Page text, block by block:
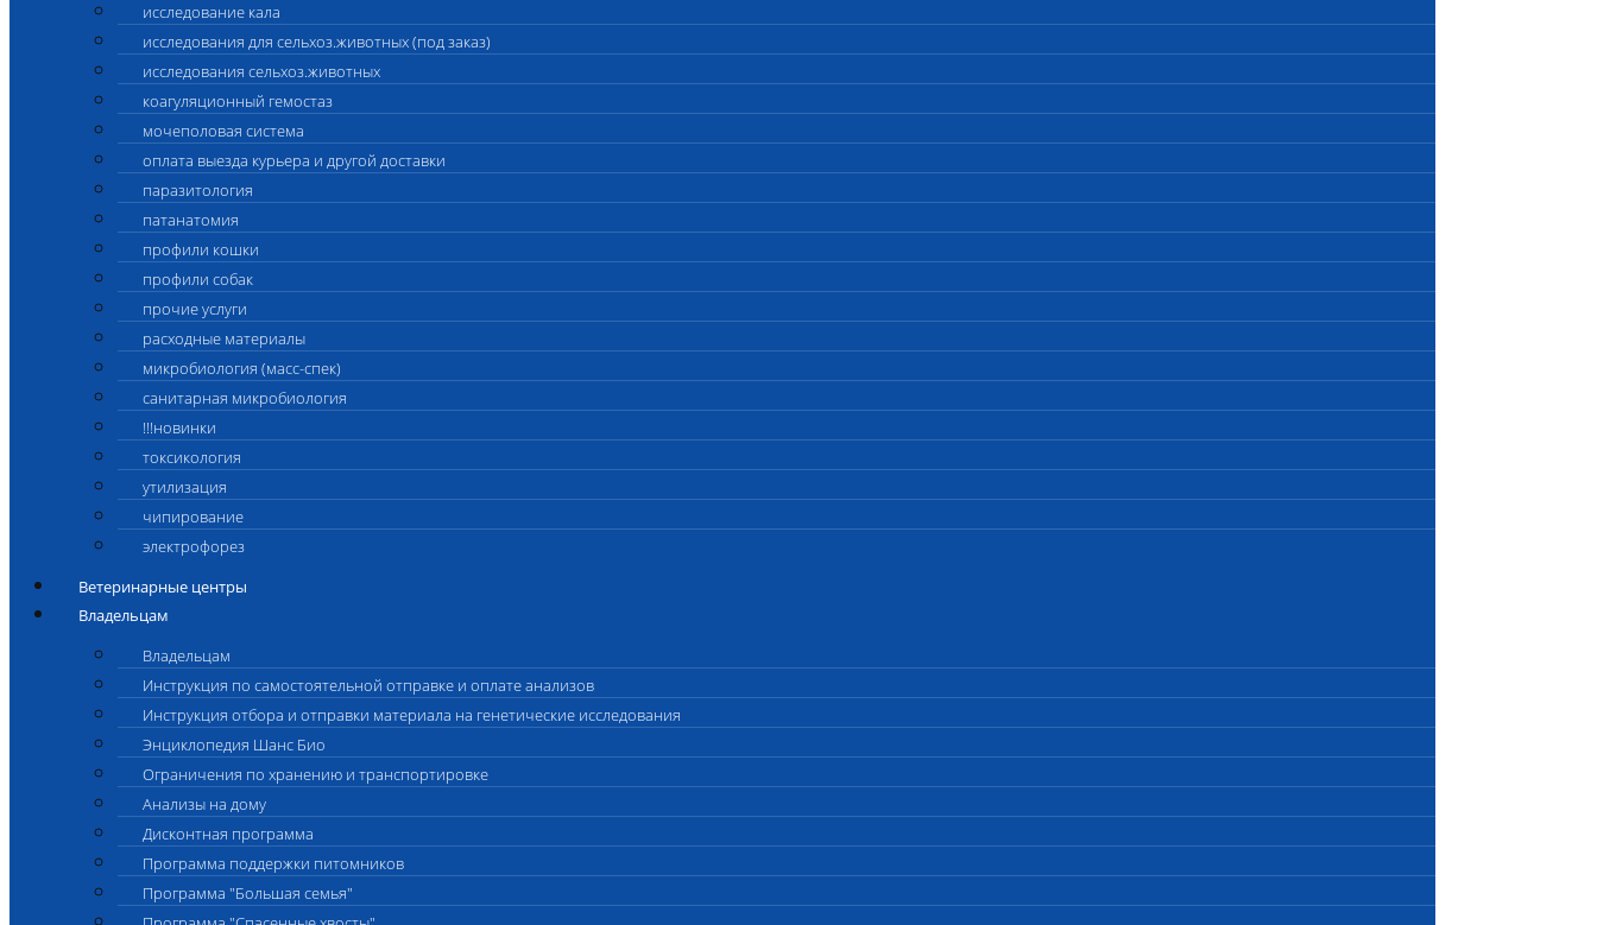
исследование кала
исследования для сельхоз.животных (под заказ)
исследования сельхоз.животных
коагуляционный гемостаз
мочеполовая система
оплата выезда курьера и другой доставки
паразитология
патанатомия
профили кошки
профили собак
прочие услуги
расходные материалы
микробиология (масс-спек)
санитарная микробиология
!!!новинки
токсикология
утилизация
чипирование
электрофорез
Ветеринарные центры
Владельцам
Владельцам
Инструкция по самостоятельной отправке и оплате анализов
Инструкция отбора и отправки материала на генетические исследования
Энциклопедия Шанс Био
Ограничения по хранению и транспортировке
Анализы на дому
Дисконтная программа
Программа поддержки питомников
Программа "Большая семья"